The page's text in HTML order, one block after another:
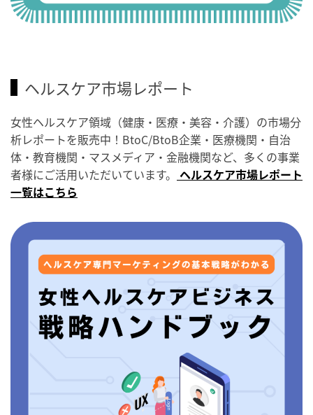
ヘルスケア市場レポート
女性ヘルスケア領域（健康・医療・美容・介護）の市場分
析レポートを販売中！BtoC/BtoB企業・医療機関・自治
体・教育機関・マスメディア・金融機関など、多くの事業
者様にご活用いただいています。 ヘルスケア市場レポート
一覧はこちら